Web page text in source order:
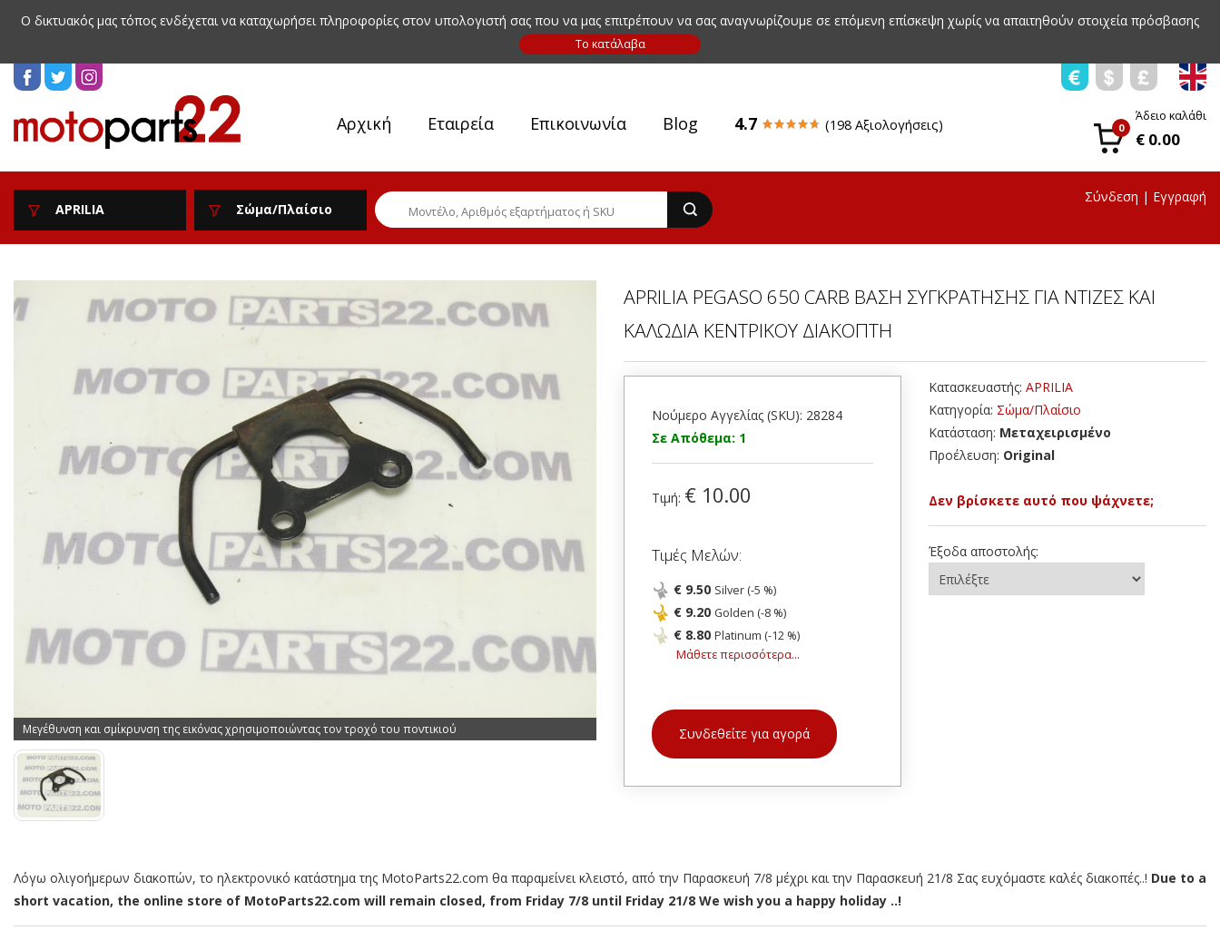
Ο δικτυακός μας τόπος ενδέχεται να καταχωρήσει πληροφορίες στον υπολογιστή σας που να μας επιτρέπουν να σας αναγνωρίζουμε σε επόμενη επίσκεψη χωρίς να απαιτηθούν στοιχεία πρόσβασης
Αρχική Εταιρεία Επικοινωνία Blog 4.7 (198 Αξιολογήσεις) 0
Άδειο καλάθι
€ 0.00
APRILIA Σώμα/Πλαίσιο
Σύνδεση | Εγγραφή
Μεγέθυνση και σμίκρυνση της εικόνας χρησιμοποιώντας τον τροχό του ποντικιού
APRILIA PEGASO 650 CARB ΒΑΣΗ ΣΥΓΚΡΑΤΗΣΗΣ ΓΙΑ ΝΤΙΖΕΣ ΚΑΙ
ΚΑΛΩΔΙΑ ΚΕΝΤΡΙΚΟΥ ΔΙΑΚΟΠΤΗ
Νούμερο Αγγελίας (SKU): 28284
Σε Απόθεμα: 1
Τιμή: € 10.00
Τιμές Μελών:
€ 9.50 Silver (-5 %)
€ 9.20 Golden (-8 %)
€ 8.80 Platinum (-12 %)
Μάθετε περισσότερα...
Συνδεθείτε για αγορά
Κατασκευαστής: APRILIA
Κατηγορία: Σώμα/Πλαίσιο
Κατάσταση: Μεταχειρισμένο
Προέλευση: Original
Δεν βρίσκετε αυτό που ψάχνετε;
Έξοδα αποστολής:
Λόγω ολιγοήμερων διακοπών, το ηλεκτρονικό κατάστημα της MotoParts22.com θα παραμείνει κλειστό, από την Παρασκευή 7/8 μέχρι και την Παρασκευή 21/8 Σας ευχόμαστε καλές διακοπές..! Due to a
short vacation, the online store of MotoParts22.com will remain closed, from Friday 7/8 until Friday 21/8 We wish you a happy holiday ..!